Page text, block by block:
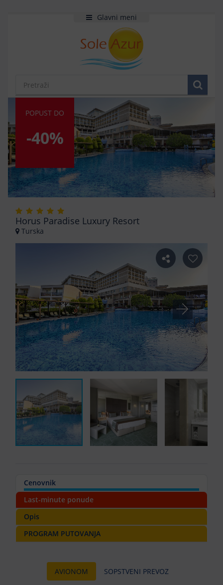
Glavni meni
POPUST DO
-40%
Horus Paradise Luxury Resort
Turska
Opis
Cenovnik
PROGRAM PUTOVANJA
Last-minute ponude
AVIONOM SOPSTVENI PREVOZ